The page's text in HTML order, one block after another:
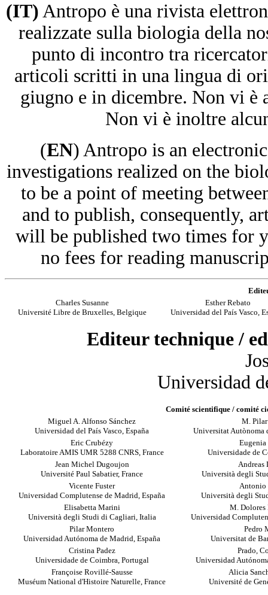
(IT) Antropo è una rivista
realizzate sulla biologia della
punto di incontro tra
articoli scritti in una lingua di
giugno e in dicembre. Non vi è
Non vi è inoltre
(EN) Antropo is an
investigations realized on the
to be a point of meeting
and to publish, consequently,
will be published two times for
no fees for reading
Charles Susanne
Université Libre de Bruxelles, Belgique
Esther Rebato
Universidad del País Vasco,
Editeur technique /
Universidad
Comité scientifique / comité
Miguel A. Alfonso Sánchez
Universidad del País Vasco, España
M.
Universitat Autònoma
Eric Crubézy
Laboratoire AMIS UMR 5288 CNRS, France
Eugenia
Universidade de
Jean Michel Dugoujon
Université Paul Sabatier, France
Andreas
Università degli
Vicente Fuster
Universidad Complutense de Madrid, España
Antonio
Università degli
Elisabetta Marini
Università degli Studi di Cagliari, Italia
M.Dolores
Universidad
Pilar Montero
Universidad Autónoma de Madrid, España
Pedro
Universitat de
Cristina Padez
Universidade de Coimbra, Portugal
Prado,
Universidad
Françoise Rovillé-Sausse
Muséum National d'Histoire Naturelle, France
Alicia
Université de